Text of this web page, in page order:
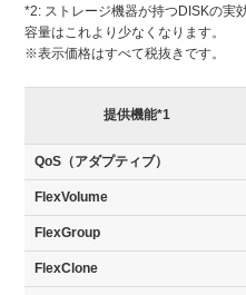
*2: ストレージ機器が持つDISKの実
容量はこれより少なくなります。
※表示価格はすべて税抜きです。
提供機能*1
QoS（アダプティブ）
FlexVolume
FlexGroup
FlexClone